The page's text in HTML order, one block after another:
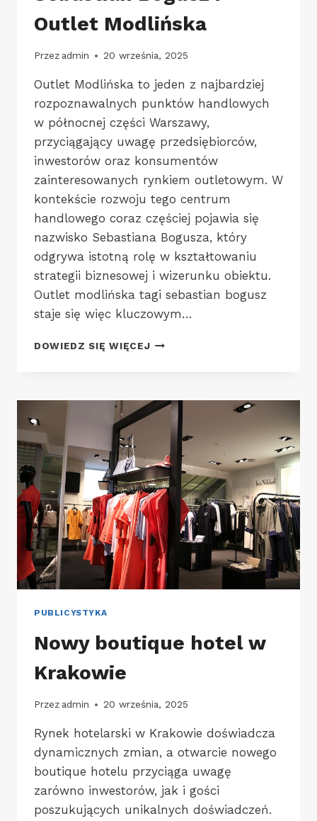
Outlet Modlińska
Przez admin 20 września, 2025
Outlet Modlińska to jeden z najbardziej
rozpoznawalnych punktów handlowych
w północnej części Warszawy,
przyciągający uwagę przedsiębiorców,
inwestorów oraz konsumentów
zainteresowanych rynkiem outletowym. W
kontekście rozwoju tego centrum
handlowego coraz częściej pojawia się
nazwisko Sebastiana Bogusza, który
odgrywa istotną rolę w kształtowaniu
strategii biznesowej i wizerunku obiektu.
Outlet modlińska tagi sebastian bogusz
staje się więc kluczowym…
DOWIEDZ SIĘ WIĘCEJSEBASTIAN
MODLIŃSKA
PUBLICYSTYKA
Nowy boutique hotel w
Krakowie
Przez admin 20 września, 2025
Rynek hotelarski w Krakowie doświadcza
dynamicznych zmian, a otwarcie nowego
boutique hotelu przyciąga uwagę
zarówno inwestorów, jak i gości
poszukujących unikalnych doświadczeń.